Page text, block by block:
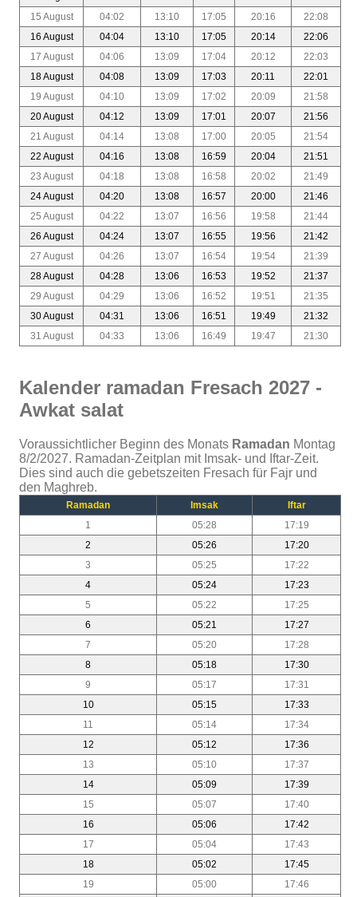
15 August
04:02 13:10 17:05 20:16
22:08
16 August
04:04 13:10 17:05 20:14
22:06
17 August
04:06 13:09 17:04 20:12
22:03
18 August
04:08 13:09 17:03 20:11
22:01
19 August
04:10 13:09 17:02 20:09
21:58
20 August
04:12 13:09 17:01 20:07
21:56
21 August
04:14 13:08 17:00 20:05
21:54
22 August
04:16 13:08 16:59 20:04
21:51
23 August
04:18 13:08 16:58 20:02
21:49
24 August
04:20 13:08 16:57 20:00
21:46
25 August
04:22 13:07 16:56 19:58
21:44
26 August
04:24 13:07 16:55 19:56
21:42
27 August
04:26 13:07 16:54 19:54
21:39
28 August
04:28 13:06 16:53 19:52
21:37
29 August
04:29 13:06 16:52 19:51
21:35
30 August
04:31 13:06 16:51 19:49
21:32
31 August
04:33 13:06 16:49 19:47 21:30
Kalender ramadan Fresach 2027 -
Awkat salat
Voraussichtlicher Beginn des Monats Ramadan Montag
8/2/2027. Ramadan-Zeitplan mit Imsak- und Iftar-Zeit.
Dies sind auch die gebetszeiten Fresach für Fajr und
den Maghreb.
Ramadan Imsak
Iftar
1
05:28
17:19
2
05:26
17:20
3
05:25
17:22
4
05:24
17:23
5
05:22
17:25
6
05:21
17:27
7
05:20
17:28
8
05:18
17:30
9
05:17
17:31
10
05:15
17:33
11
05:14
17:34
12
05:12
17:36
13
05:10
17:37
14
05:09
17:39
15
05:07
17:40
16
05:06
17:42
17
05:04
17:43
18
05:02
17:45
19
05:00
17:46